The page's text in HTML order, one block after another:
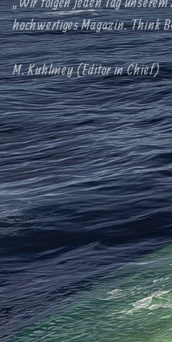
hochwertiges Magazin. Think
M. Kuhlmey (Editor in Chief)